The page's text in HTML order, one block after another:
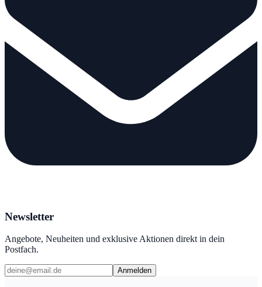
Newsletter
Angebote, Neuheiten und exklusive Aktionen direkt in dein
Postfach.
Anmelden